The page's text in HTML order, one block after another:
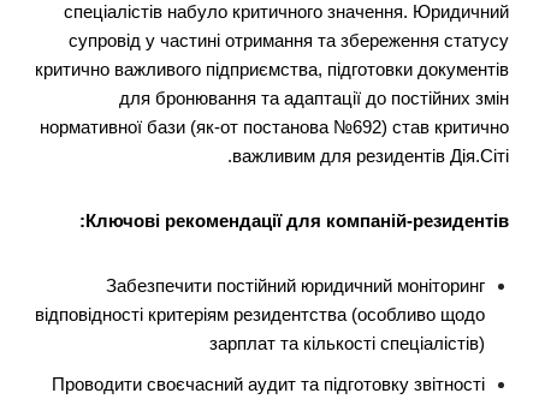
спеціалістів набуло критичного значення. Юридичний
супровід у частині отримання та збереження статусу
критично важливого підприємства, підготовки документів
для бронювання та адаптації до постійних змін
нормативної бази (як-от постанова №692) став критично
важливим для резидентів Дія.Сіті.
Ключові рекомендації для компаній-резидентів:
Забезпечити постійний юридичний моніторинг
відповідності критеріям резидентства (особливо щодо
зарплат та кількості спеціалістів)
Проводити своєчасний аудит та підготовку звітності